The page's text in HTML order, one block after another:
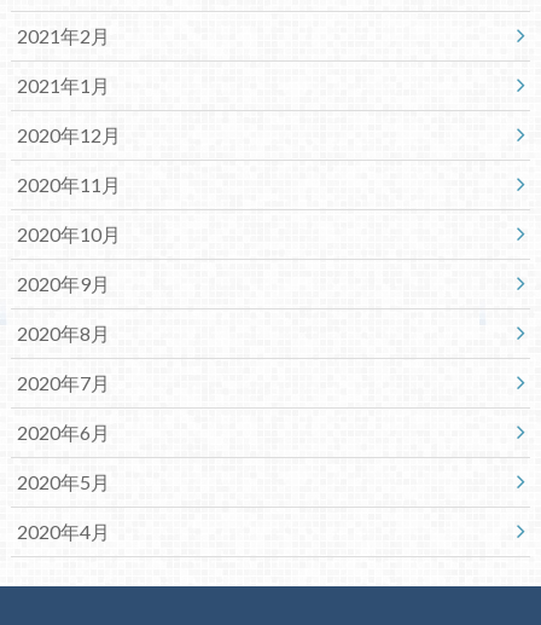
2021年2月
2021年1月
2020年12月
2020年11月
2020年10月
2020年9月
2020年8月
2020年7月
2020年6月
2020年5月
2020年4月